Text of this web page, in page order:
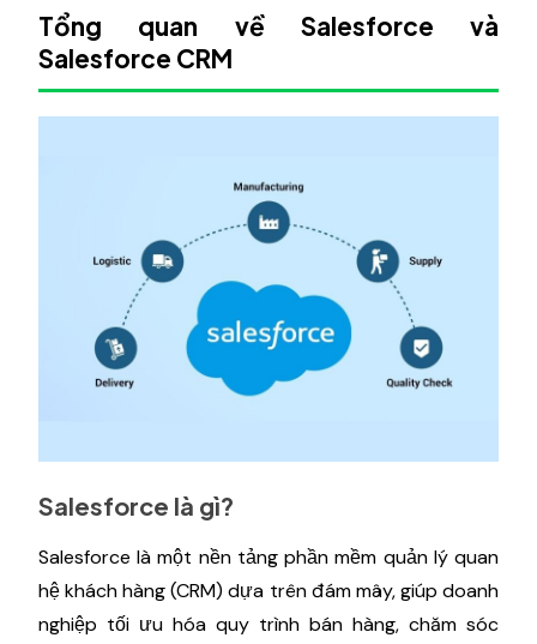
Tổng quan về Salesforce và
Salesforce CRM
Salesforce là gì?
Salesforce là một nền tảng phần mềm quản lý quan
hệ khách hàng (CRM) dựa trên đám mây, giúp doanh
nghiệp tối ưu hóa quy trình bán hàng, chăm sóc